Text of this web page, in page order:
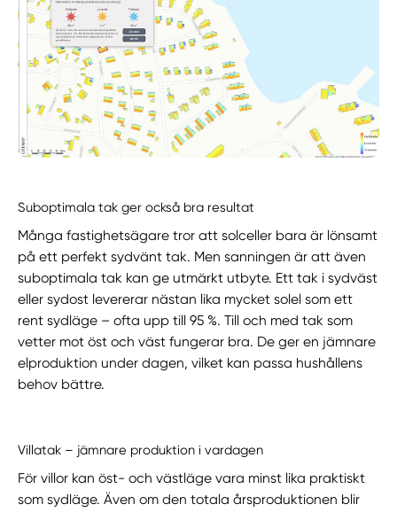
Suboptimala tak ger också bra resultat
Många fastighetsägare tror att solceller bara är lönsamt
på ett perfekt sydvänt tak. Men sanningen är att även
suboptimala tak kan ge utmärkt utbyte. Ett tak i sydväst
eller sydost levererar nästan lika mycket solel som ett
rent sydläge – ofta upp till 95 %. Till och med tak som
vetter mot öst och väst fungerar bra. De ger en jämnare
elproduktion under dagen, vilket kan passa hushållens
behov bättre.
Villatak – jämnare produktion i vardagen
För villor kan öst- och västläge vara minst lika praktiskt
som sydläge. Även om den totala årsproduktionen blir